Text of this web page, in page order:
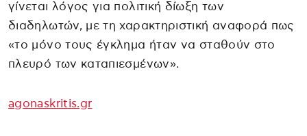
γίνεται λόγος για πολιτική δίωξη των
διαδηλωτών, με τη χαρακτηριστική αναφορά πως
«το μόνο τους έγκλημα ήταν να σταθούν στο
πλευρό των καταπιεσμένων».
agonaskritis.gr